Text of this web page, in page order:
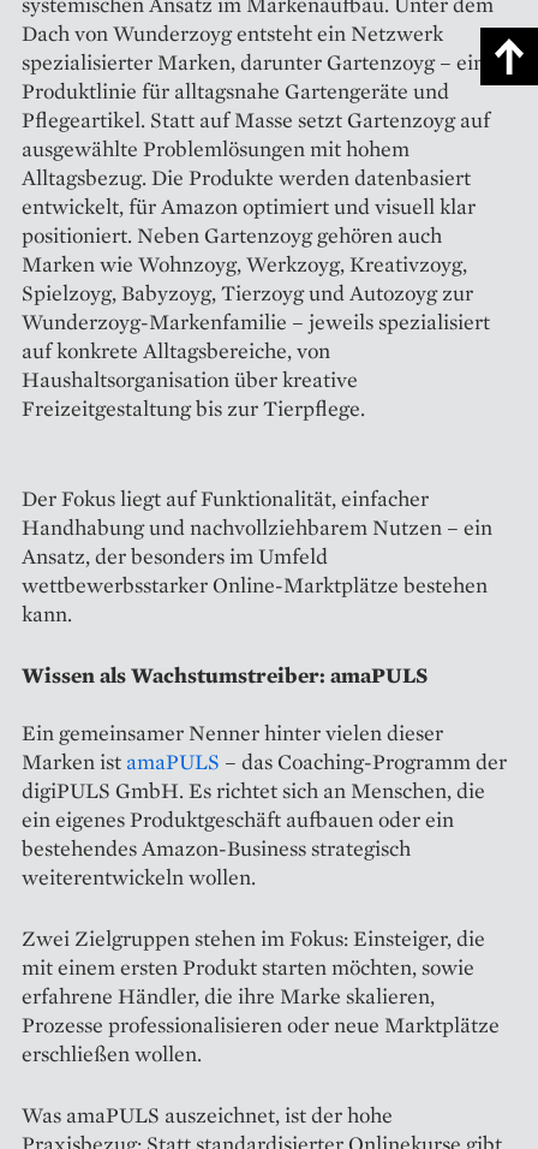
Dach von Wunderzoyg entsteht ein Netzwerk
spezialisierter Marken, darunter Gartenzoyg – eine
Produktlinie für alltagsnahe Gartengeräte und
Pflegeartikel. Statt auf Masse setzt Gartenzoyg auf
ausgewählte Problemlösungen mit hohem
Alltagsbezug. Die Produkte werden datenbasiert
entwickelt, für Amazon optimiert und visuell klar
positioniert. Neben Gartenzoyg gehören auch
Marken wie Wohnzoyg, Werkzoyg, Kreativzoyg,
Spielzoyg, Babyzoyg, Tierzoyg und Autozoyg zur
Wunderzoyg-Markenfamilie – jeweils spezialisiert
auf konkrete Alltagsbereiche, von
Haushaltsorganisation über kreative
Freizeitgestaltung bis zur Tierpflege.
Der Fokus liegt auf Funktionalität, einfacher
Handhabung und nachvollziehbarem Nutzen – ein
Ansatz, der besonders im Umfeld
wettbewerbsstarker Online-Marktplätze bestehen
kann.
Wissen als Wachstumstreiber: amaPULS
Ein gemeinsamer Nenner hinter vielen dieser
Marken ist amaPULS – das Coaching-Programm der
digiPULS GmbH. Es richtet sich an Menschen, die
ein eigenes Produktgeschäft aufbauen oder ein
bestehendes Amazon-Business strategisch
weiterentwickeln wollen.
Zwei Zielgruppen stehen im Fokus: Einsteiger, die
mit einem ersten Produkt starten möchten, sowie
erfahrene Händler, die ihre Marke skalieren,
Prozesse professionalisieren oder neue Marktplätze
erschließen wollen.
Was amaPULS auszeichnet, ist der hohe